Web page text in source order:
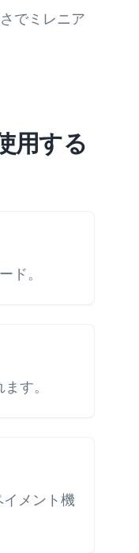
でミレニア
用する
ド。
す。
メント機